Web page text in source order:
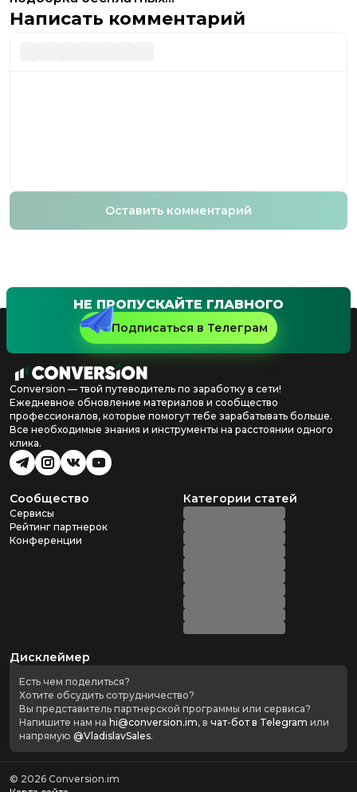
сервисов
Написать комментарий
Оставить комментарий
НЕ ПРОПУСКАЙТЕ ГЛАВНОГО
Подписаться в Телеграм
Conversion — твой путеводитель по заработку в сети!
Ежедневное обновление материалов и сообщество
профессионалов, которые помогут тебе зарабатывать больше.
Все необходимые знания и инструменты на расстоянии одного
клика.
Сообщество
Сервисы
Рейтинг партнерок
Конференции
Категории статей
Дисклеймер
Есть чем поделиться?
Хотите обсудить сотрудничество?
Вы представитель партнерской программы или сервиса?
Напишите нам на hi@conversion.im, в чат-бот в Telegram или
напрямую @VladislavSales.
© 2026 Conversion.im